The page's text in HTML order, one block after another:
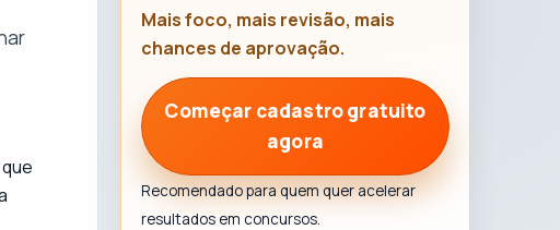
Mais foco, mais revisão, mais
chances de aprovação.
Começar cadastro gratuito
agora
Recomendado para quem quer acelerar
resultados em concursos.